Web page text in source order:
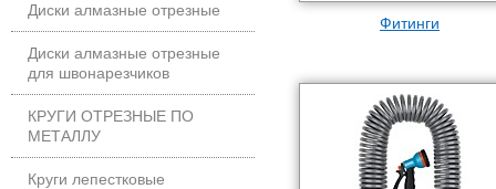
Диски алмазные отрезные
Диски алмазные отрезные
для швонарезчиков
КРУГИ ОТРЕЗНЫЕ ПО
МЕТАЛЛУ
Круги лепестковые
Фитинги